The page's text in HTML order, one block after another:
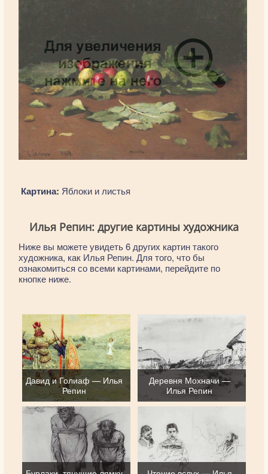
Картина: Яблоки и листья
Илья Репин: другие картины художника
Ниже вы можете увидеть 6 других картин такого
художника, как Илья Репин. Для того, что бы
ознакомиться со всеми картинами, перейдите по
кнопке ниже.
Давид и Голиаф — Илья
Репин
Деревня Мохначи —
Илья Репин